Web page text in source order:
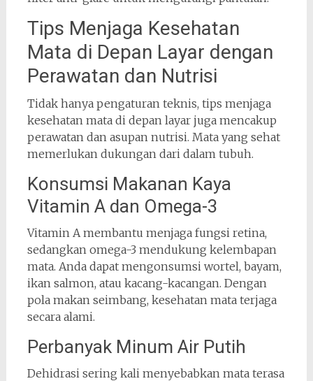
Tips Menjaga Kesehatan
Mata di Depan Layar dengan
Perawatan dan Nutrisi
Tidak hanya pengaturan teknis, tips menjaga
kesehatan mata di depan layar juga mencakup
perawatan dan asupan nutrisi. Mata yang sehat
memerlukan dukungan dari dalam tubuh.
Konsumsi Makanan Kaya
Vitamin A dan Omega-3
Vitamin A membantu menjaga fungsi retina,
sedangkan omega-3 mendukung kelembapan
mata. Anda dapat mengonsumsi wortel, bayam,
ikan salmon, atau kacang-kacangan. Dengan
pola makan seimbang, kesehatan mata terjaga
secara alami.
Perbanyak Minum Air Putih
Dehidrasi sering kali menyebabkan mata terasa